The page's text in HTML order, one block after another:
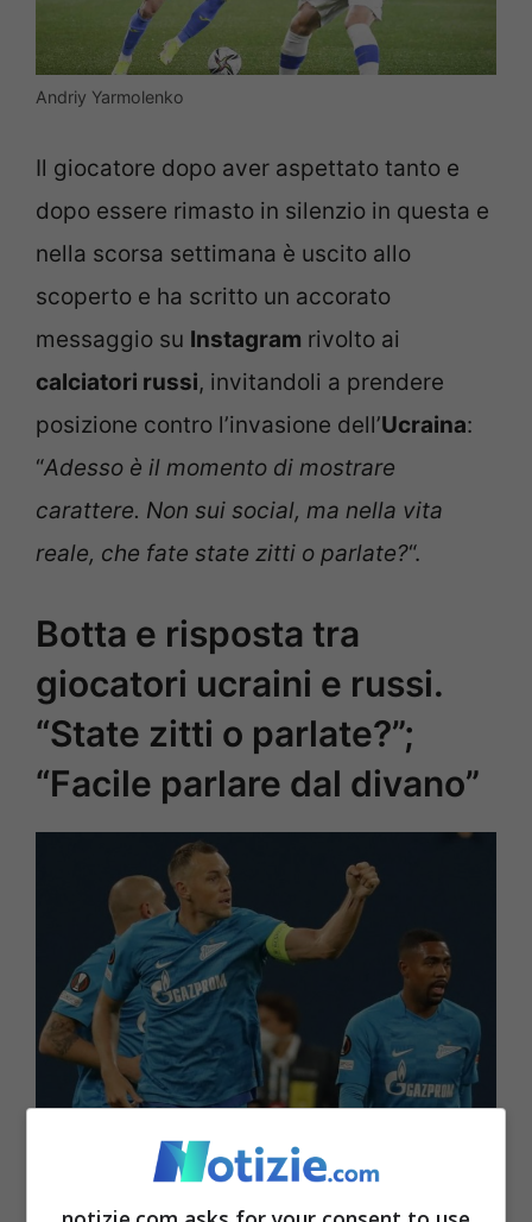
Andriy Yarmolenko
Il giocatore dopo aver aspettato tanto e
dopo essere rimasto in silenzio in questa e
nella scorsa settimana è uscito allo
scoperto e ha scritto un accorato
messaggio su Instagram rivolto ai
calciatori russi, invitandoli a prendere
posizione contro l’invasione dell’Ucraina:
“Adesso è il momento di mostrare
carattere. Non sui social, ma nella vita
reale, che fate state zitti o parlate?“.
Botta e risposta tra
giocatori ucraini e russi.
“State zitti o parlate?”;
“Facile parlare dal divano”